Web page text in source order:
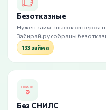
Безотказные
Нужен займ с высокой
Забирай.ру собраны
133 займа
Без СНИЛС